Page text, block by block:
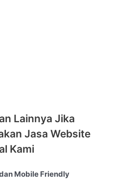
Lainnya Jika
Jasa Website
Kami
Mobile Friendly